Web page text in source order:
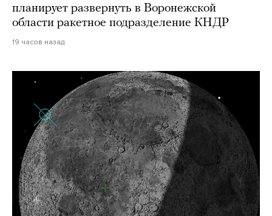
планирует развернуть в Воронежской
области ракетное подразделение КНДР
19 часов назад